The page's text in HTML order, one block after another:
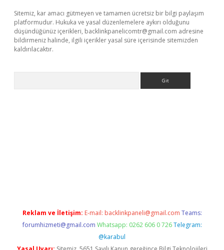
Sitemiz, kar amacı gütmeyen ve tamamen ücretsiz bir bilgi paylaşım
platformudur. Hukuka ve yasal düzenlemelere aykırı olduğunu
düşündüğünüz içerikleri, backlinkpanelicomtr@gmail.com adresine
bildirmeniz halinde, ilgili içerikler yasal süre içerisinde sitemizden
kaldırılacaktır.
Reklam ve İletişim: E-mail: backlinkpaneli@gmail.com Teams:
forumhizmeti@gmail.com Whatsapp: 0262 606 0 726 Telegram:
@karabul